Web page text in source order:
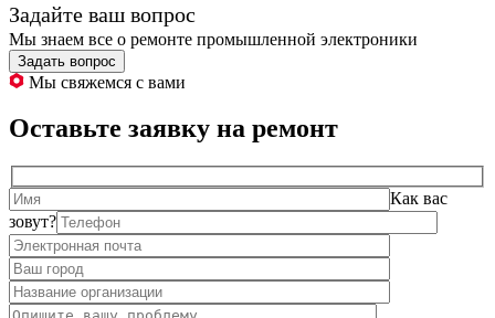
Задайте ваш вопрос
Мы знаем все о ремонте промышленной электроники
Задать вопрос
Мы свяжемся с вами
Оставьте заявку на ремонт
Как вас
зовут?